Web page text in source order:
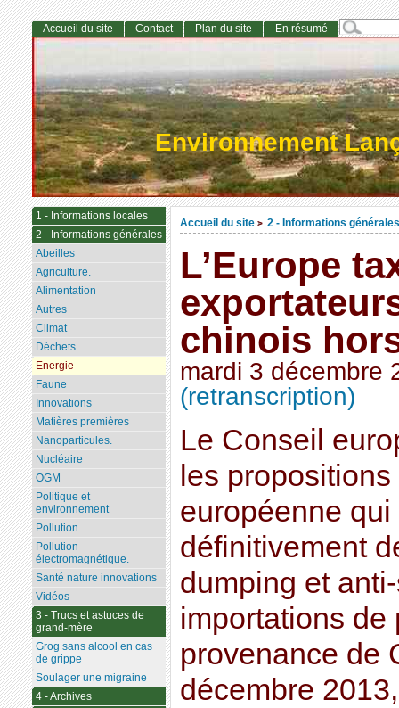
Environnement
Accueil du site > 2 - Informations générales
L’Europe
chinois
mardi 3 décembre
(retranscription)
Le Conseil
les
européenne
définitivement
dumping et
importations de
provenance de
décembre
Accueil du site Contact Plan du site En résumé
1 - Informations locales
2 - Informations générales
Abeilles
Agriculture.
Alimentation
Autres
Climat
Déchets
Energie
Faune
Innovations
Matières premières
Nanoparticules.
Nucléaire
OGM
Politique et
environnement
Pollution
Pollution
électromagnétique.
Santé nature innovations
Vidéos
3 - Trucs et astuces de
grand-mère
Grog sans alcool en cas
de grippe
Soulager une migraine
4 - Archives